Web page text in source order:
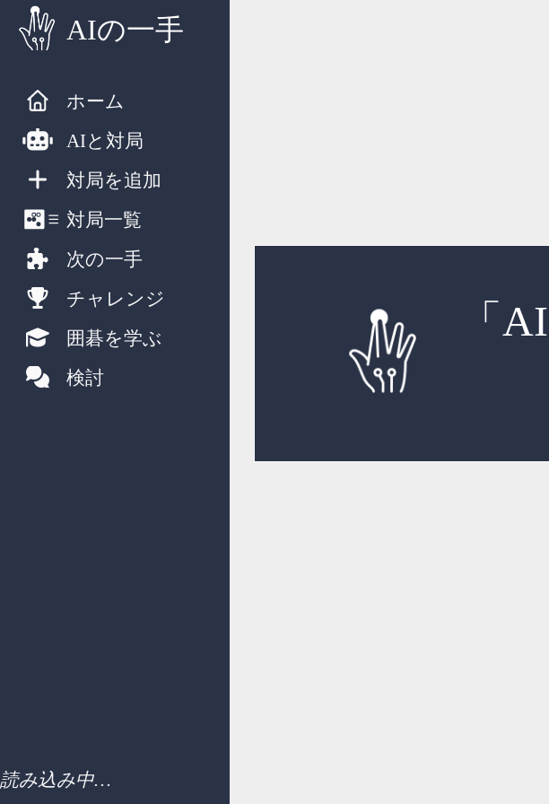
AIの一手
ホーム
AIと対局
対局を追加
対局一覧
次の一手
チャレンジ
囲碁を学ぶ
検討
読み込み中…
「